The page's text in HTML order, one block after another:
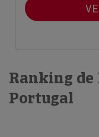
Ranking de
Portugal